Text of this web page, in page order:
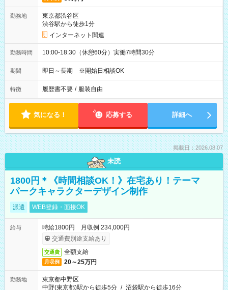
勤務地
東京都渋谷区
渋谷駅から徒歩1分
インターネット関連
勤務時間 10:00-18:30（休憩60分）実働7時間30分
期間 即日～長期 ※開始日相談OK
特徴 履歴書不要 / 服装自由
気になる！ 応募する 詳細へ
掲載日：2026.08.07
未読
1800円＊《時間相談OK！》在宅あり！テーマ
パークキャラクターデザイン制作
派遣 WEB登録・面接OK
給与
時給1800円 月収例 234,000円
交通費別途支給あり
交通費 全額支給
月収例 20～25万円
勤務地
東京都中野区
中野(東京都)駅から徒歩5分 / 沼袋駅から徒歩16分